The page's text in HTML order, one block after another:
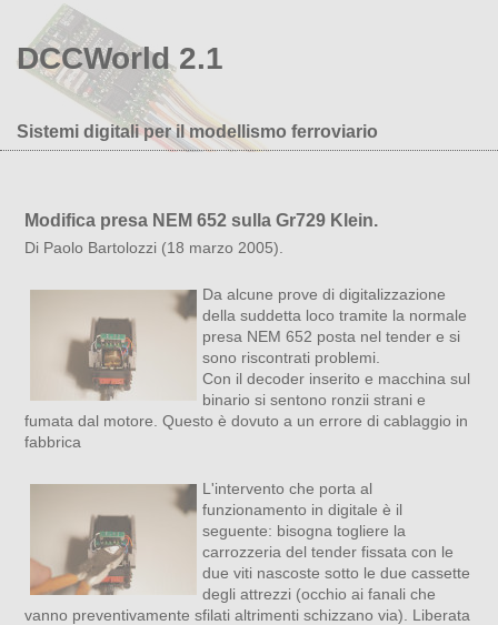
DCCWorld 2.1
Sistemi digitali per il modellismo ferroviario
Modifica presa NEM 652 sulla Gr729 Klein.
Di Paolo Bartolozzi (18 marzo 2005).
Da alcune prove di digitalizzazione
della suddetta loco tramite la normale
presa NEM 652 posta nel tender e si
sono riscontrati problemi.
Con il decoder inserito e macchina sul
binario si sentono ronzii strani e
fumata dal motore. Questo è dovuto a un errore di cablaggio in
fabbrica
L'intervento che porta al
funzionamento in digitale è il
seguente: bisogna togliere la
carrozzeria del tender fissata con le
due viti nascoste sotto le due cassette
degli attrezzi (occhio ai fanali che
vanno preventivamente sfilati altrimenti schizzano via). Liberata